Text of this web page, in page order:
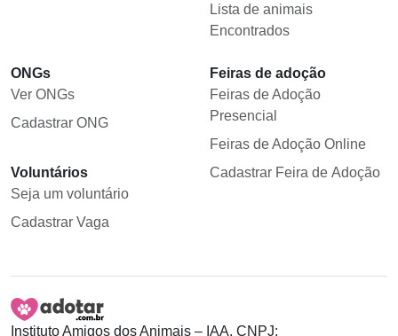
Lista de animais
Encontrados
ONGs
Ver ONGs
Cadastrar ONG
Voluntários
Seja um voluntário
Cadastrar Vaga
Feiras de adoção
Feiras de Adoção
Presencial
Feiras de Adoção Online
Cadastrar Feira de Adoção
Instituto Amigos dos Animais – IAA, CNPJ: